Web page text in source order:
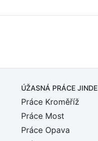
ÚŽASNÁ PRÁCE JINDE
Práce Kroměříž
Práce Most
Práce Opava